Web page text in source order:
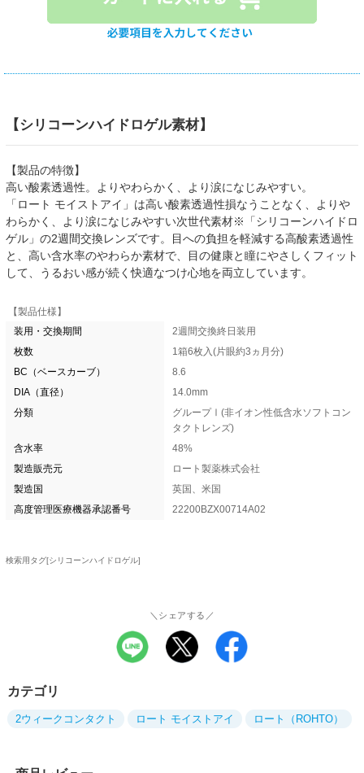
【シリコーンハイドロゲル素材】
【製品の特徴】
高い酸素透過性。よりやわらかく、より涙になじみやすい。
「ロート モイストアイ」は高い酸素透過性損なうことなく、よりや
わらかく、より涙になじみやすい次世代素材※「シリコーンハイドロ
ゲル」の2週間交換レンズです。目への負担を軽減する高酸素透過性
と、高い含水率のやわらか素材で、目の健康と瞳にやさしくフィット
して、うるおい感が続く快適なつけ心地を両立しています。
【製品仕様】
装用・交換期間
2週間交換終日装用
枚数
1箱6枚入(片眼約3ヵ月分)
BC（ベースカーブ）
8.6
DIA（直径）
14.0mm
分類
グループⅠ(非イオン性低含水ソフトコン
タクトレンズ)
含水率
48%
製造販売元
ロート製薬株式会社
製造国
英国、米国
高度管理医療機器承認番号
22200BZX00714A02
検索用タグ[シリコーンハイドロゲル]
＼シェアする／
カテゴリ
2ウィークコンタクト ロート モイストアイ ロート（ROHTO）